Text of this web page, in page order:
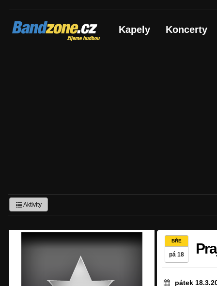
Bandzone.cz
žijeme hudbou Kapely Koncerty
Aktivity
BŘE
pá 18
pátek